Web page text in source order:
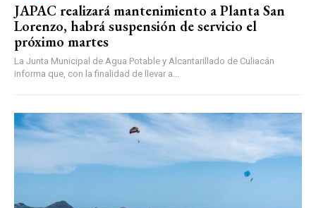
JAPAC realizará mantenimiento a Planta San
Lorenzo, habrá suspensión de servicio el
próximo martes
La Junta Municipal de Agua Potable y Alcantarillado de Culiacán
informa que, con la finalidad de llevar a...